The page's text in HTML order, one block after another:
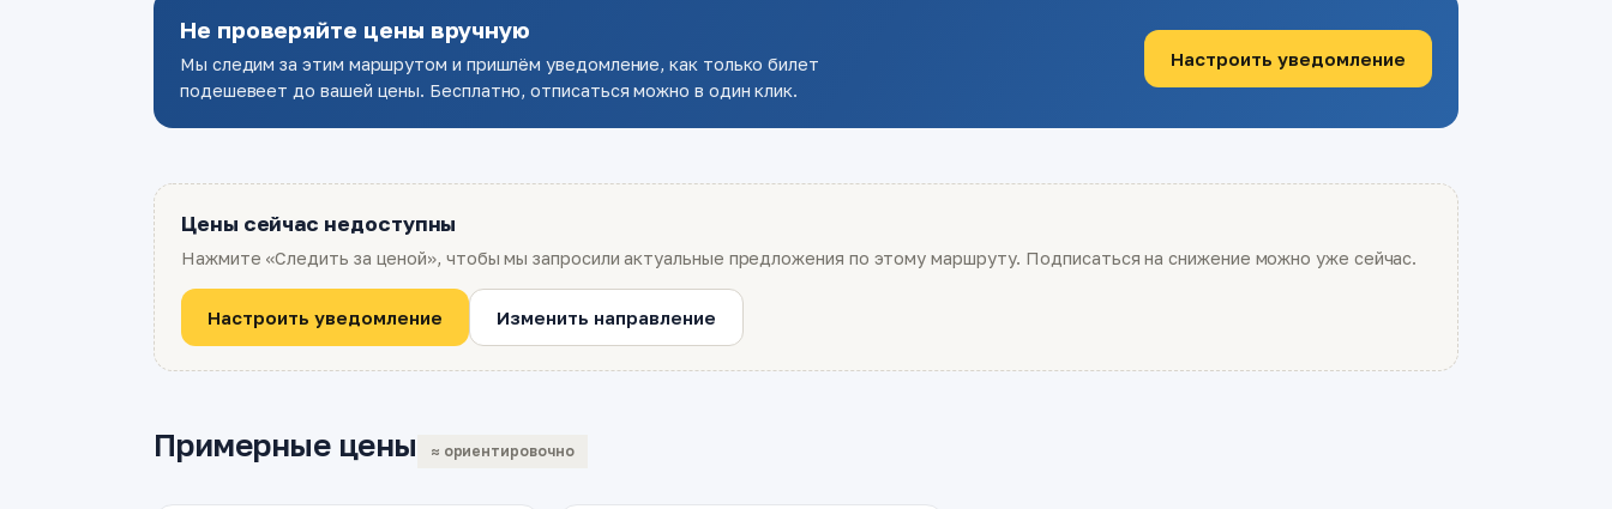
Не проверяйте цены вручную
Мы следим за этим маршрутом и пришлём уведомление, как только билет
подешевеет до вашей цены. Бесплатно, отписаться можно в один клик.
Настроить уведомление
Цены сейчас недоступны
Нажмите «Следить за ценой», чтобы мы запросили актуальные предложения по этому маршруту. Подписаться на снижение можно уже сейчас.
Настроить уведомление Изменить направление
Примерные цены ≈ ориентировочно